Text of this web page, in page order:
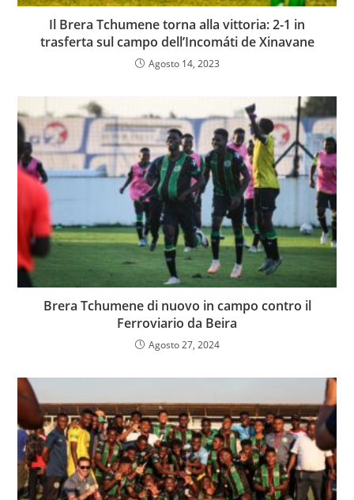
Il Brera Tchumene torna alla vittoria: 2-1 in
trasferta sul campo dell’Incomáti de Xinavane
Agosto 14, 2023
Brera Tchumene di nuovo in campo contro il
Ferroviario da Beira
Agosto 27, 2024